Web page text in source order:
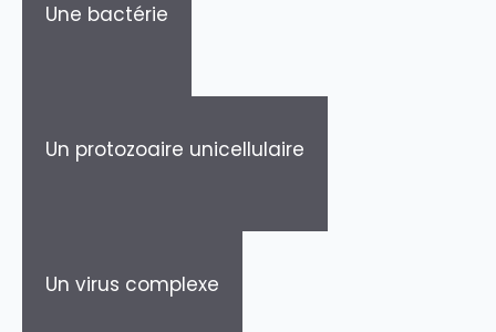
Une bactérie
Un protozoaire unicellulaire
Un virus complexe